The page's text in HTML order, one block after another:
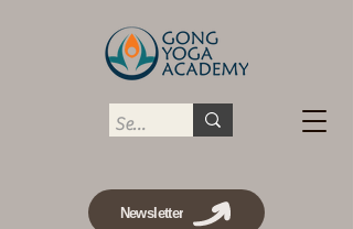
Newsletter